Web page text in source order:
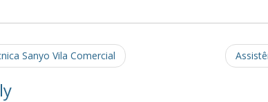
Sanyo Vila Comercial